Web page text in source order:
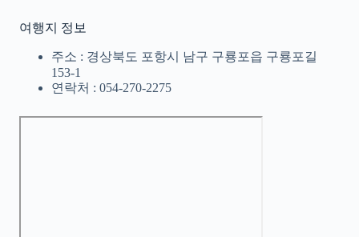
여행지 정보
주소 : 경상북도 포항시 남구 구룡포읍 구룡포길
153-1
연락처 : 054-270-2275